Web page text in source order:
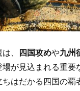
、 四国攻めや九州
が見込まれる重要
はだかる四国の覇